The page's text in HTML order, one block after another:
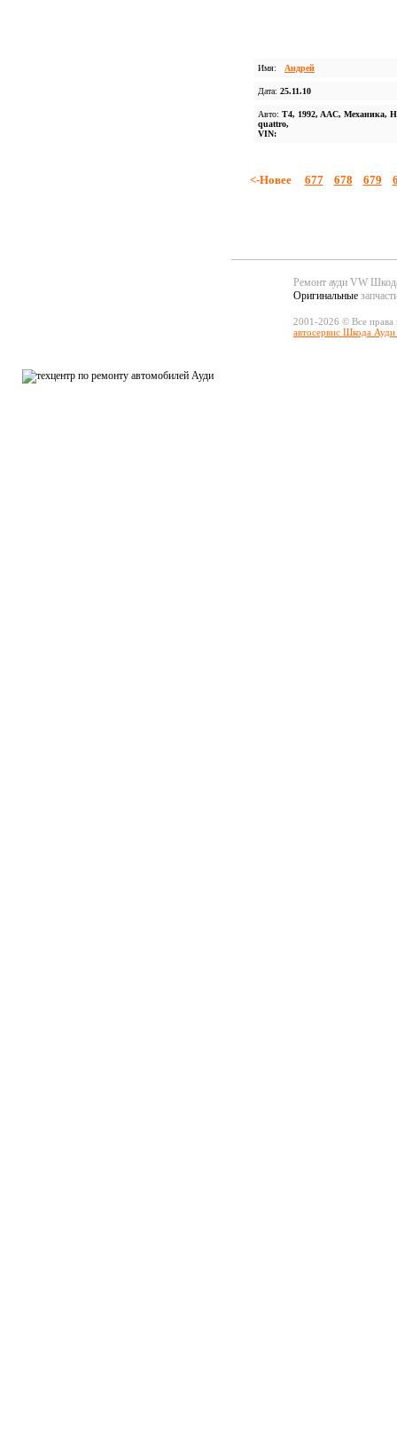
Имя: Андрей
Дата: 25.11.10
Авто: T4, 1992, AAC, Механика,
quattro,
VIN:
<-Новее 677 678 679
Ремонт ауди VW
Оригинальные
2001-2026 © Все
автосервис Шкода